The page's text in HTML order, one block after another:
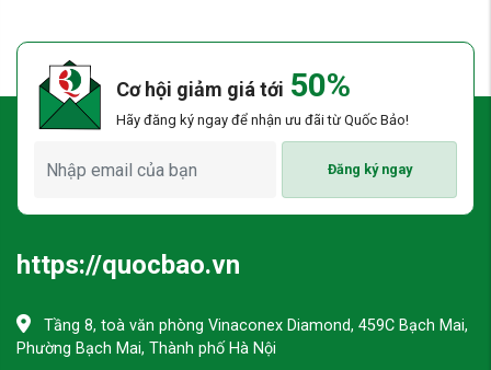
Cơ hội giảm giá tới 50%
Hãy đăng ký ngay để nhận ưu đãi từ Quốc Bảo!
Đăng ký ngay
https://quocbao.vn
Tầng 8, toà văn phòng Vinaconex Diamond, 459C Bạch Mai,
Phường Bạch Mai, Thành phố Hà Nội